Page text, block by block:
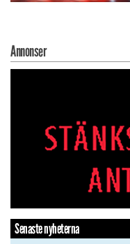
Annonser
Senaste nyheterna